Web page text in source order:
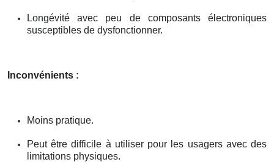
Longévité avec peu de composants électroniques
susceptibles de dysfonctionner.
Inconvénients :
Moins pratique.
Peut être difficile à utiliser pour les usagers avec des
limitations physiques.